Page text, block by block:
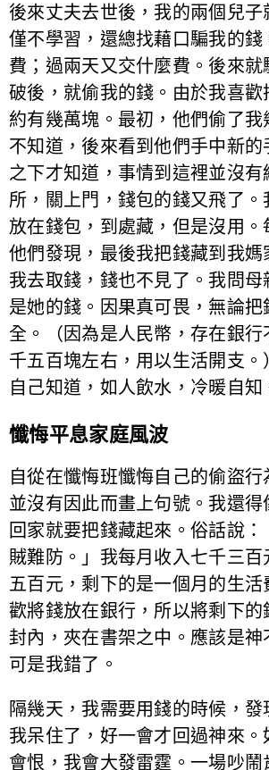
後來丈夫去世後，我的兩個兒子
僅不學習，還總找藉口騙我的錢
費；過兩天又交什麼費。後來就
破後，就偷我的錢。由於我喜歡
約有幾萬塊。最初，他們偷了我
不知道，後來看到他們手中新的
之下才知道，事情到這裡並沒有
所，關上門，錢包的錢又飛了
放在錢包，到處藏，但是沒用
他們發現，最後我把錢藏到我媽
我去取錢，錢也不見了。我問母
是她的錢。因果真可畏，無論把
全。（因為是人民幣，存在銀
千五百塊左右，用以生活開支。
自己知道，如人飲水，冷暖自知
懺悔平息家庭風波
自從在懺悔班懺悔自己的偷盜
並沒有因此而畫上句號。我還
回家就要把錢藏起來。俗話說
賊難防。」我每月收入七千三百
五百元，剩下的是一個月的生活
歡將錢放在銀行，所以將剩下的
封內，夾在書架之中。應該是神
可是我錯了。
隔幾天，我需要用錢的時候，發
我呆住了，好一會才回過神來
會恨，我會大發雷霆。一場吵鬧